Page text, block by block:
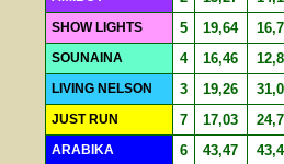
SHOW LIGHTS 5 19,64
SOUNAINA 4 16,46
LIVING NELSON 3 19,26
JUST RUN 7 17,03
ARABIKA 6 43,47